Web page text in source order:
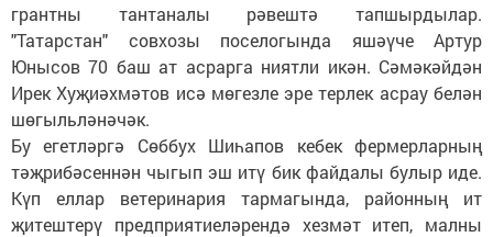
грантны тантаналы рәвештә тапшырдылар.
"Татарстан" совхозы поселогында яшәүче Артур
Юнысов 70 баш ат асрарга ниятли икән. Сәмәкәйдән
Ирек Хуҗиәхмәтов исә мөгезле эре терлек асрау белән
шөгыльләнәчәк.
Бу егетләргә Сөббух Шиһапов кебек фермерларның
тәҗрибәсеннән чыгып эш итү бик файдалы булыр иде.
Күп еллар ветеринария тармагында, районның ит
җитештерү предприятиеләрендә хезмәт итеп, малны